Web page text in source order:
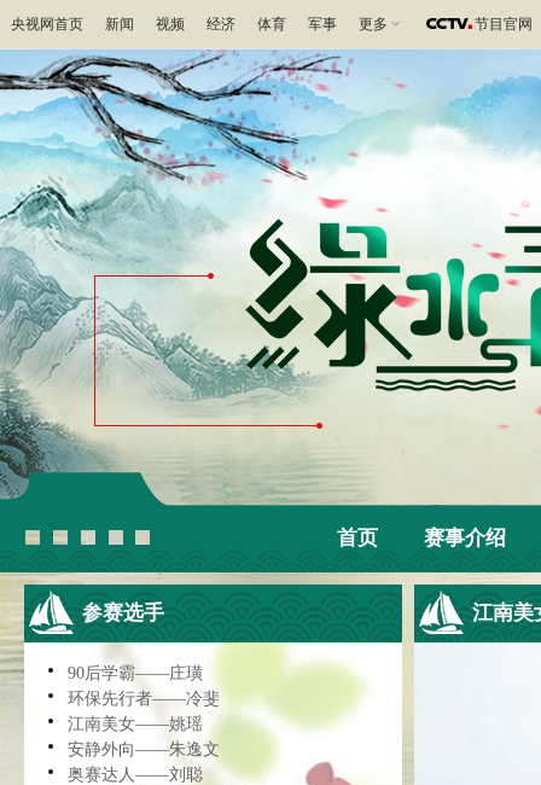
央视网首页 新闻 视频 经济 体育 军事 更多 节目官网
首页 赛事介绍
参赛选手
90后学霸——庄璜
环保先行者——冷斐
江南美女——姚瑶
安静外向——朱逸文
奥赛达人——刘聪
江南